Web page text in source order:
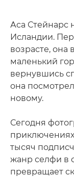
Аса Стейнарс
Исландии.
возрасте, она
маленький
вернувшись
она
новому.
Сегодня
тысяч
жанр селфи в
превращает